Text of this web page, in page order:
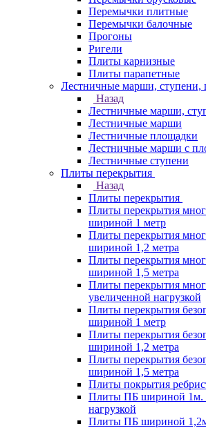
Перемычки плитные
Перемычки балочные
Прогоны
Ригели
Плиты карнизные
Плиты парапетные
Лестничные марши, ступени,
Назад
Лестничные марши,
Лестничные марши
Лестничные площадки
Лестничные марши с
Лестничные ступени
Плиты перекрытия
Назад
Плиты перекрытия
Плиты перекрытия
шириной 1 метр
Плиты перекрытия
шириной 1,2 метра
Плиты перекрытия
шириной 1,5 метра
Плиты перекрытия
увеличенной нагрузкой
Плиты перекрытия
шириной 1 метр
Плиты перекрытия
шириной 1,2 метра
Плиты перекрытия
шириной 1,5 метра
Плиты покрытия
Плиты ПБ шириной 1м.
нагрузкой
Плиты ПБ шириной